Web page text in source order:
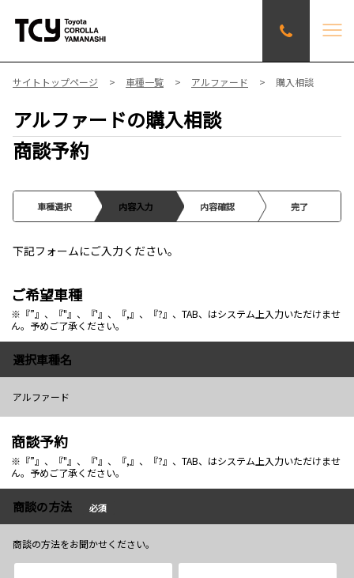
サイトトップページ 車種一覧 アルファード 購入相談
アルファードの購入相談
商談予約
車種選択 内容入力 内容確認 完了
下記フォームにご入力ください。
ご希望車種
※『”』、『"』、『'』、『,』、『?』、TAB、はシステム上入力いただけませ
ん。予めご了承ください。
選択車種名
アルファード
商談予約
※『”』、『"』、『'』、『,』、『?』、TAB、はシステム上入力いただけませ
ん。予めご了承ください。
商談の方法 必須
商談の方法をお聞かせください。